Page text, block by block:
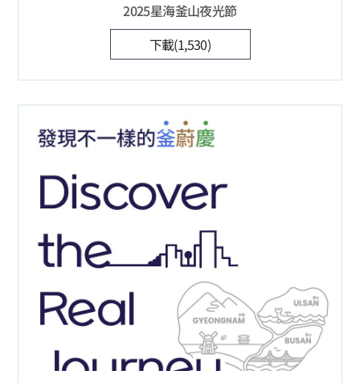
2025星海釜山夜光節
下載(1,530)